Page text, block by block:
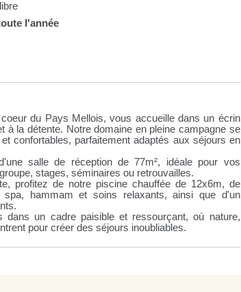
l'année
du Pays Mellois, vous accueille dans un écrin
à la détente. Notre domaine en pleine campagne se
confortables, parfaitement adaptés aux séjours en
salle de réception de 77m², idéale pour vos
stages, séminaires ou retrouvailles.
profitez de notre piscine chauffée de 12x6m, de
spa, hammam et soins relaxants, ainsi que d'un
dans un cadre paisible et ressourçant, où nature,
pour créer des séjours inoubliables.